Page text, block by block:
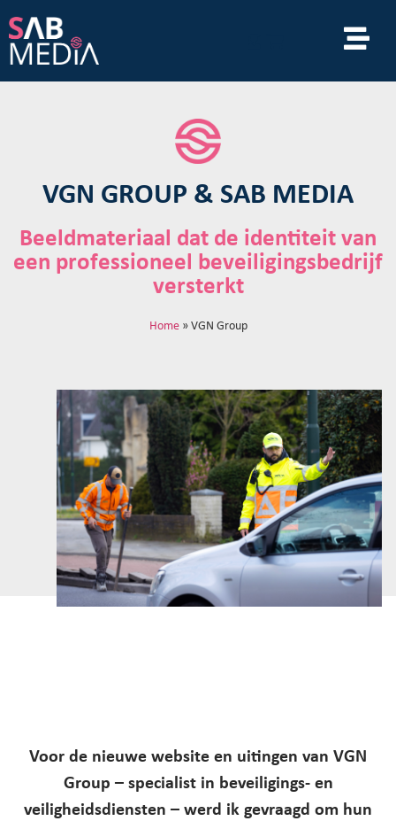
VGN GROUP & SAB MEDIA
Beeldmateriaal dat de identiteit van
een professioneel beveiligingsbedrijf
versterkt
Home»VGN Group
Voor de nieuwe website en uitingen van VGN
Group – specialist in beveiligings- en
veiligheidsdiensten – werd ik gevraagd om hun